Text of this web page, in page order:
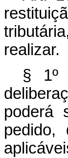
realizar.
§ 1º
poderá
pedido,